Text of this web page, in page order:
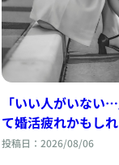
「いい人がいない
て婚活疲れかもし
結婚相談所で増えて
投稿日：2026/08/06